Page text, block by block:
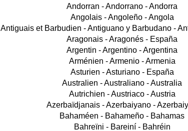
Andorran - Andorrano - Andorra
Angolais - Angoleño - Angola
Antiguais et Barbudien - Antiguano y Barbudano -
Aragonais - Aragonés - España
Argentin - Argentino - Argentina
Arménien - Armenio - Armenia
Asturien - Asturiano - España
Australien - Australiano - Australia
Autrichien - Austriaco - Austria
Azerbaïdjanais - Azerbaiyano -
Bahaméen - Bahameño - Bahamas
Bahreïni - Bareiní - Bahréin